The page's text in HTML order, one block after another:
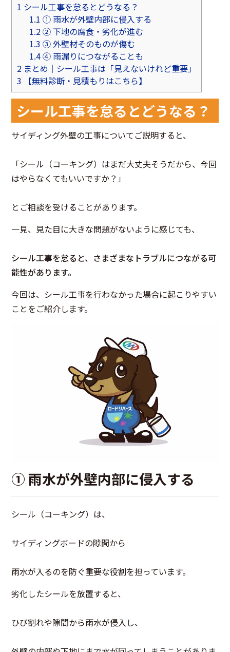
1 シール工事を怠るとどうなる？
1.1 ① 雨水が外壁内部に侵入する
1.2② 下地の腐食・劣化が進む
1.3 ③ 外壁材そのものが傷む
1.4④ 雨漏りにつながることも
2 まとめ｜シール工事は「見えないけれど重要」
3 【無料診断・見積もりはこちら】
シール工事を怠るとどうなる？
サイディング外壁の工事についてご説明すると、
「シール（コーキング）はまだ大丈夫そうだから、今回
はやらなくてもいいですか？」
とご相談を受けることがあります。
一見、見た目に大きな問題がないように感じても、
シール工事を怠ると、さまざまなトラブルにつながる可
能性があります。
今回は、シール工事を行わなかった場合に起こりやすい
ことをご紹介します。
① 雨水が外壁内部に侵入する
シール（コーキング）は、
サイディングボードの隙間から
雨水が入るのを防ぐ重要な役割を担っています。
劣化したシールを放置すると、
ひび割れや隙間から雨水が侵入し、